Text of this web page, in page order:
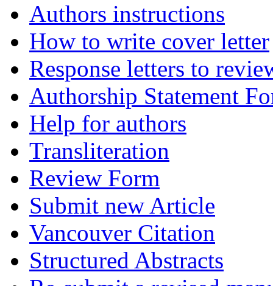
Authors instructions
How to write cover letter
Response letters to
Authorship Statement
Help for authors
Transliteration
Review Form
Submit new Article
Vancouver Citation
Structured Abstracts